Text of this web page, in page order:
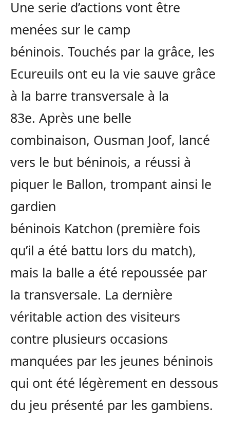
Une serie d’actions vont être
menées sur le camp
béninois. Touchés par la grâce, les
Ecureuils ont eu la vie sauve grâce
à la barre transversale à la
83e. Après une belle
combinaison, Ousman Joof, lancé
vers le but béninois, a réussi à
piquer le Ballon, trompant ainsi le
gardien
béninois Katchon (première fois
qu’il a été battu lors du match),
mais la balle a été repoussée par
la transversale. La dernière
véritable action des visiteurs
contre plusieurs occasions
manquées par les jeunes béninois
qui ont été légèrement en dessous
du jeu présenté par les gambiens.